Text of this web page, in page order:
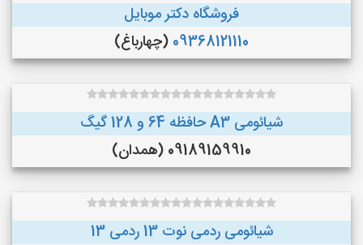
فروشگاه دکتر موبایل
09368121110 (چهارباغ)
شیائومی A3 حافظه 64 و 128 گیگ
09189159910 (همدان)
شیائومی ردمی نوت 13 ردمی 13